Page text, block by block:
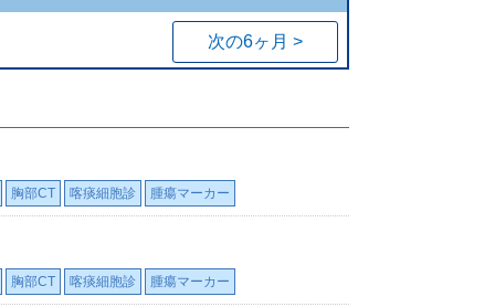
次の6ヶ月 >
胸部CT 喀痰細胞診 腫瘍マーカー
胸部CT 喀痰細胞診 腫瘍マーカー